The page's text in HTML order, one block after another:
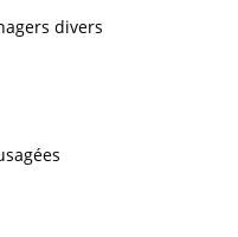
divers